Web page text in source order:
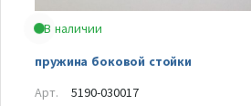
В наличии
пружина боковой стойки
Арт.
5190-030017